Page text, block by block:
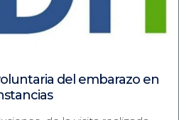
del embarazo en